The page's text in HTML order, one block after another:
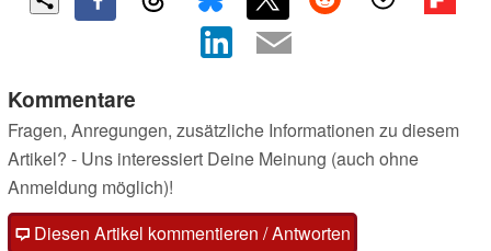
Kommentare
Fragen, Anregungen, zusätzliche Informationen zu diesem
Artikel? - Uns interessiert Deine Meinung (auch ohne
Anmeldung möglich)!
Diesen Artikel kommentieren / Antworten